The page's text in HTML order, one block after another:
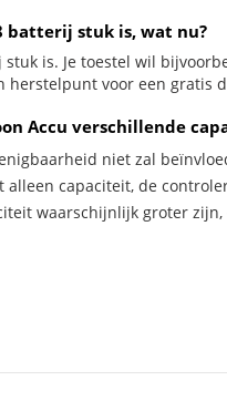
batterij stuk is, wat nu?
stuk is. Je toestel wil
voor een gratis
Accu verschillende
niet zal
capaciteit, de
waarschijnlijk groter